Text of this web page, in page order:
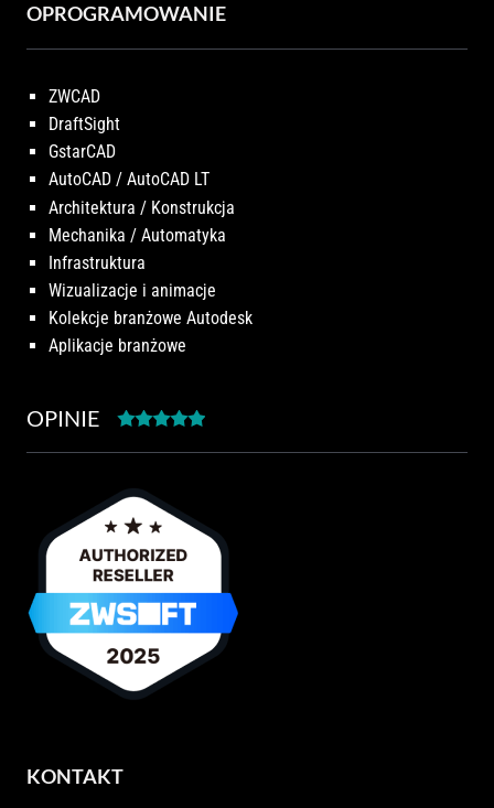
OPROGRAMOWANIE
ZWCAD
DraftSight
GstarCAD
AutoCAD / AutoCAD LT
Architektura / Konstrukcja
Mechanika / Automatyka
Infrastruktura
Wizualizacje i animacje
Kolekcje branżowe Autodesk
Aplikacje branżowe
OPINIE
KONTAKT